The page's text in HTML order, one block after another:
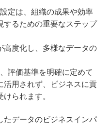
定は、組織の成果や効率
するための重要なステップ
高度化し、多様なデータの
評価基準を明確に定めて
活用されず、ビジネスに貢
られます。
たデータのビジネスインパ